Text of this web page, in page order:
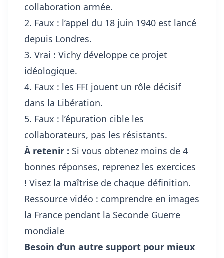
collaboration armée.
2. Faux : l’appel du 18 juin 1940 est lancé
depuis Londres.
3. Vrai : Vichy développe ce projet
idéologique.
4. Faux : les FFI jouent un rôle décisif
dans la Libération.
5. Faux : l’épuration cible les
collaborateurs, pas les résistants.
À retenir : Si vous obtenez moins de 4
bonnes réponses, reprenez les exercices
! Visez la maîtrise de chaque définition.
Ressource vidéo : comprendre en images
la France pendant la Seconde Guerre
mondiale
Besoin d’un autre support pour mieux